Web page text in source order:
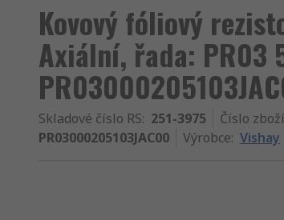
Kovový fóliový
Axiální, řada:
Skladové číslo RS: 251-3975 Číslo
PR03000205103JAC00
Výrobce: Vishay